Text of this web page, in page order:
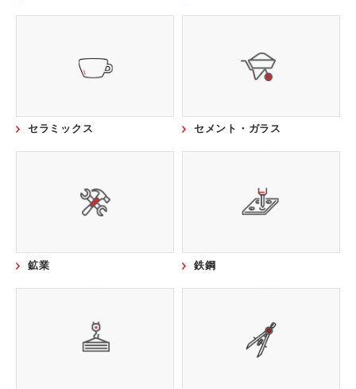
セラミックス セメント・ガラス
鉱業 鉄鋼